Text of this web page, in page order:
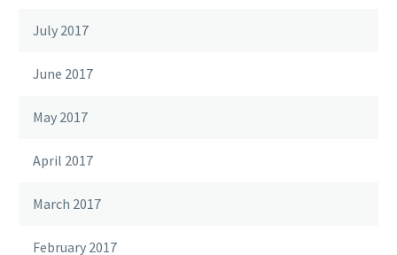
July 2017
June 2017
May 2017
April 2017
March 2017
February 2017